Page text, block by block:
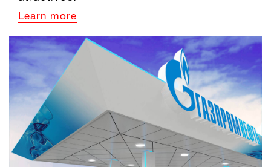
Learn more